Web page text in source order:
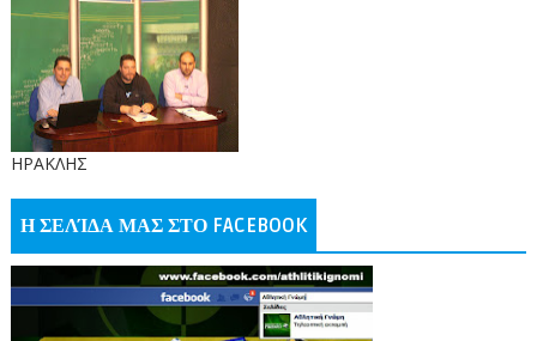
ΗΡΑΚΛΗΣ
Η ΣΕΛΊΔΑ ΜΑΣ ΣΤΟ FACEBOOK